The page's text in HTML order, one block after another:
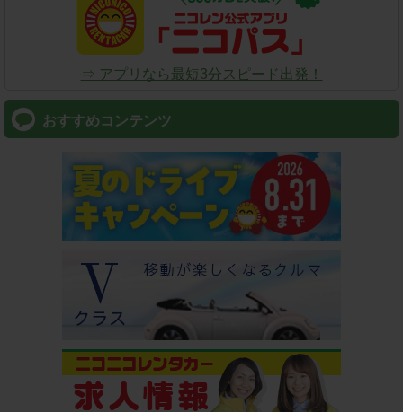
⇒ アプリなら最短3分スピード出発！
おすすめコンテンツ